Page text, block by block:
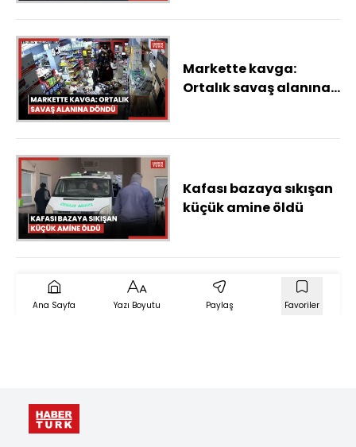
Markette kavga:
Ortalık savaş alanına
Kafası bazaya sıkışan
küçük amine öldü
Ana Sayfa Yazı Boyutu Paylaş Favoriler